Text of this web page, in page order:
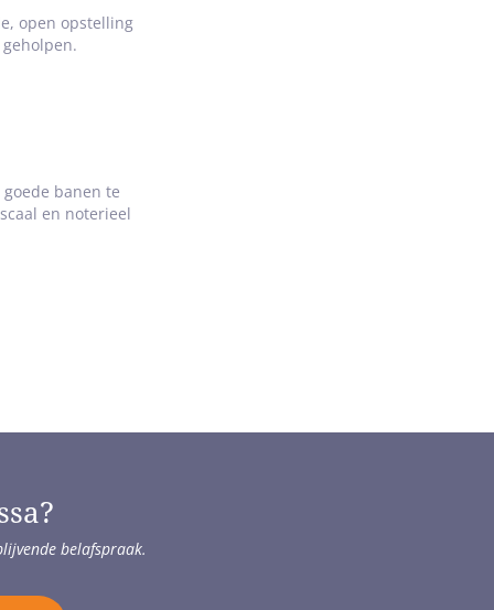
open opstelling
banen te
en noterieel
belafspraak.